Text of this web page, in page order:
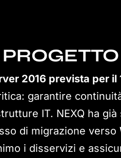
2016 prevista per il
garantire
IT. NEXQ ha
di migrazione verso
i disservizi e